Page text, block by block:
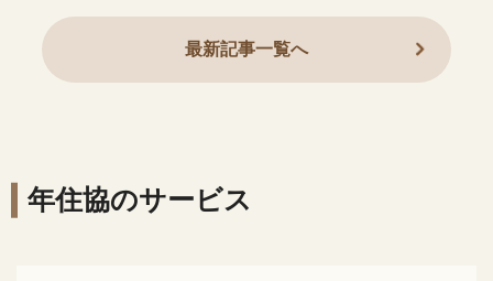
最新記事一覧へ
年住協のサービス